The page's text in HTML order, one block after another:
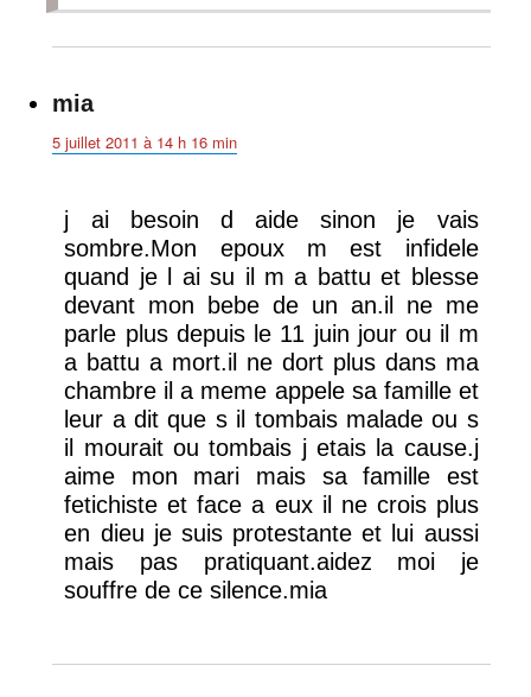
miadit :
5 juillet 2011 à 14 h 16 min
j ai besoin d aide sinon je vais
sombre.Mon epoux m est infidele
quand je l ai su il m a battu et blesse
devant mon bebe de un an.il ne me
parle plus depuis le 11 juin jour ou il m
a battu a mort.il ne dort plus dans ma
chambre il a meme appele sa famille et
leur a dit que s il tombais malade ou s
il mourait ou tombais j etais la cause.j
aime mon mari mais sa famille est
fetichiste et face a eux il ne crois plus
en dieu je suis protestante et lui aussi
mais pas pratiquant.aidez moi je
souffre de ce silence.mia